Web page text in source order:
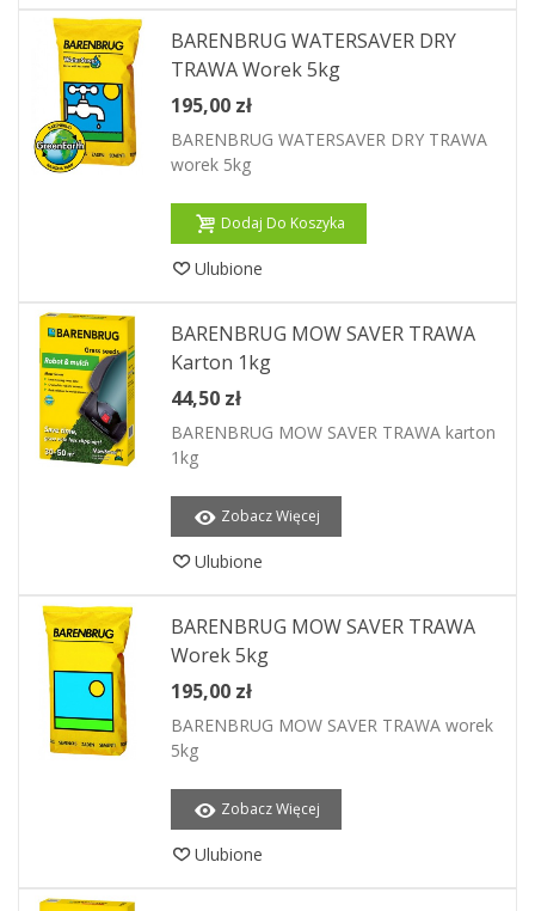
BARENBRUG WATERSAVER DRY
TRAWA Worek 5kg
195,00 zł
BARENBRUG WATERSAVER DRY TRAWA
worek 5kg
Dodaj Do Koszyka
Ulubione
BARENBRUG MOW SAVER TRAWA
Karton 1kg
44,50 zł
BARENBRUG MOW SAVER TRAWA karton
1kg
Zobacz Więcej
Ulubione
BARENBRUG MOW SAVER TRAWA
Worek 5kg
195,00 zł
BARENBRUG MOW SAVER TRAWA worek
5kg
Zobacz Więcej
Ulubione